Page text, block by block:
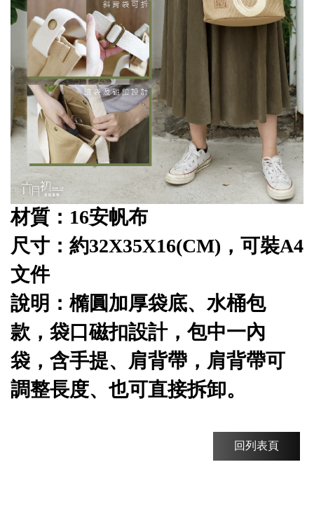
材質：16安帆布
尺寸：約32X35X16(CM)，可裝A4
文件
說明： 橢圓加厚袋底、水桶包
款， 袋口磁扣設計，包中一內
袋， 含手提、肩背帶，肩背帶可
調整長度、也可直接拆卸。